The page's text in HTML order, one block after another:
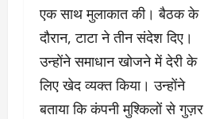
एक साथ मुलाकात की। बैठक के
दौरान, टाटा ने तीन संदेश दिए।
उन्होंने समाधान खोजने में देरी के
लिए खेद व्यक्त किया। उन्होंने
बताया कि कंपनी मुश्किलों से गुज़र